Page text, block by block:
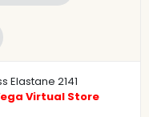
Elastane 2141
Virtual Store